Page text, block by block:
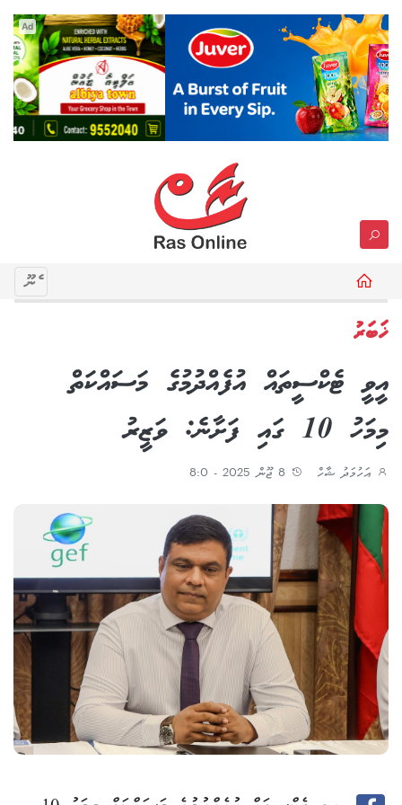
Ad
މެނޫ
ޚަބަރު
އީވީ ޓެކްސީތައް އުފެއްދުމުގެ މަސައްކަތް
މިމަހު 10 ގައި ފަށާނެ: ވަޒީރު
އަހުމަދު ޝާހް